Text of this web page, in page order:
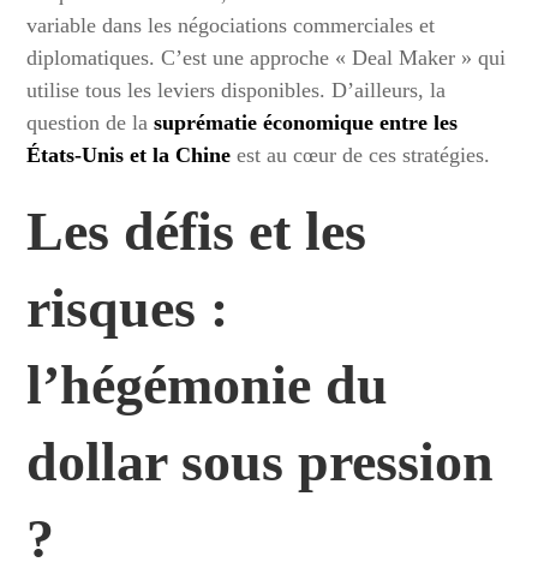
variable dans les négociations commerciales et
diplomatiques. C’est une approche « Deal Maker » qui
utilise tous les leviers disponibles. D’ailleurs, la
question de lasuprématie économique entre les
États-Unis et la Chine est au cœur de ces stratégies.
Les défis et les
risques :
l’hégémonie du
dollar sous pression
?